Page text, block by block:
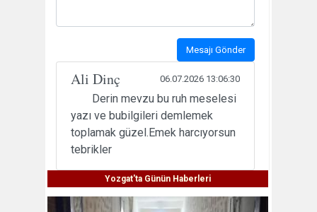
Mesajı Gönder
Ali Dinç 06.07.2026 13:06:30
Derin mevzu bu ruh meselesi
yazı ve bubilgileri demlemek
toplamak güzel.Emek harcıyorsun
tebrikler
Yozgat'ta Günün Haberleri